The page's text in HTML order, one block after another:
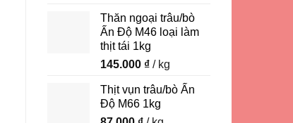
Thăn ngoại trâu/bò
Ấn Độ M46 loại làm
thịt tái 1kg
145.000 ₫/ kg
Thịt vụn trâu/bò Ấn
Độ M66 1kg